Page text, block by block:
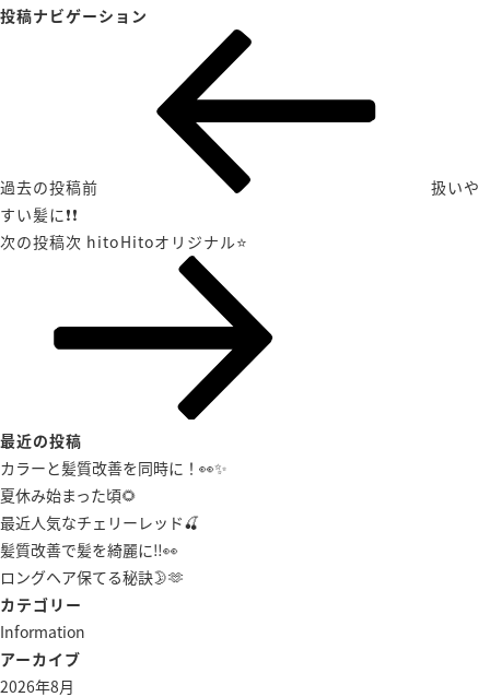
投稿ナビゲーション
過去の投稿前
扱いや
すい髪に❗️❗️
次の投稿次 hitoHitoオリジナル⭐️
最近の投稿
カラーと髪質改善を同時に！👀✨
夏休み始まった頃🌻
最近人気なチェリーレッド🍒
髪質改善で髪を綺麗に‼️👀
ロングヘア保てる秘訣🌛🫶
カテゴリー
Information
アーカイブ
2026年8月